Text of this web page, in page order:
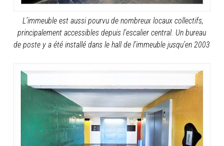
L’immeuble est aussi pourvu de nombreux locaux collectifs,
principalement accessibles depuis l’escalier central. Un bureau
de poste y a été installé dans le hall de l’immeuble jusqu’en 2003